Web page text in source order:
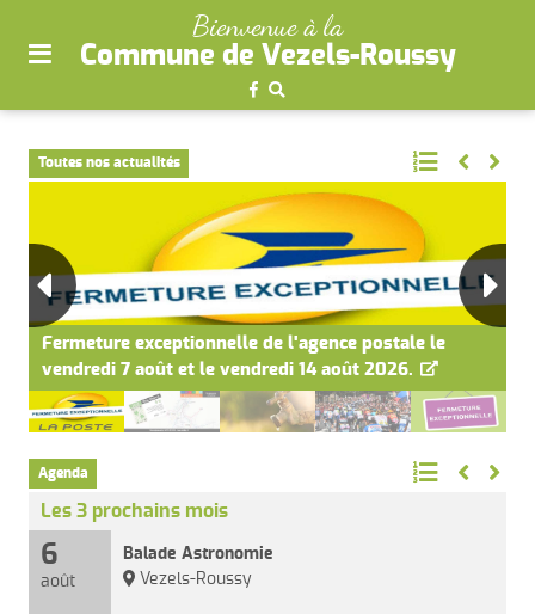
site
aller
menu
Bienvenue à la
Commune de Vezels-Roussy
Toutes nos actualités
Fermeture exceptionnelle de l'agence postale le
vendredi 7 août et le vendredi 14 août 2026.
Agenda
Les 3 prochains mois
6
août
Balade Astronomie
Vezels-Roussy